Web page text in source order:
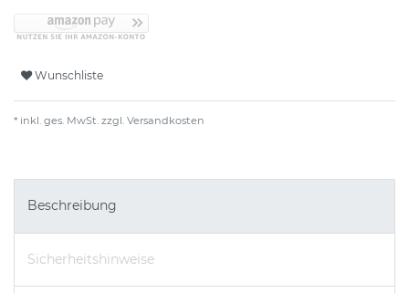
Wunschliste
* inkl. ges. MwSt. zzgl. Versandkosten
Beschreibung
Sicherheitshinweise